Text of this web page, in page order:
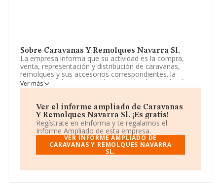
Sobre Caravanas Y Remolques Navarra Sl.
La empresa informa que su actividad es la compra,
venta, representación y distribución de caravanas,
remolques y sus accesorios correspondientes. la
representación, importación, exportación instalación y
distribución de artículos de camping y otras actividades.
como Sociedad Limitada. Su CNAE corresponde a 4781
con código 'Comercio al por menor de productos
alimenticios, bebidas y tabaco en puestos de venta y en
mercadillos'. La empresa realiza actividad internacional
tanto de importación como exportación.
La plantilla se ha mantenido igual y teniendo en cuenta
un número de empleados por encima de la media de
Ver más
Ver el informe ampliado de Caravanas
Y Remolques Navarra Sl. ¡Es gratis!
Regístrate en eInforma y te regalamos el
Informe Ampliado de esta empresa.
VER INFORME AMPLIADO DE
CARAVANAS Y REMOLQUES NAVARRA
SL.